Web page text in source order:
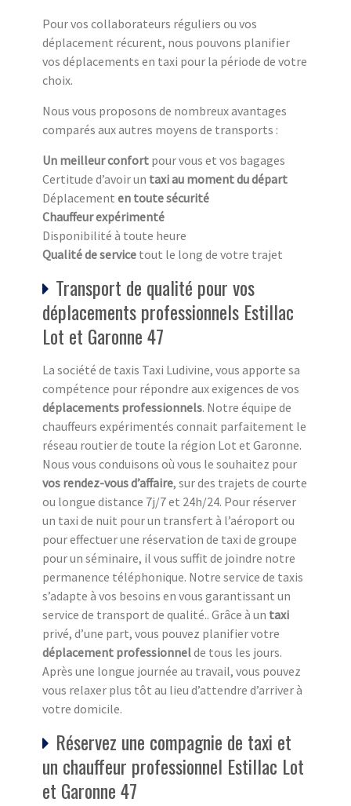
Pour vos collaborateurs réguliers ou vos
déplacement récurent, nous pouvons planifier
vos déplacements en taxi pour la période de votre
choix.
Nous vous proposons de nombreux avantages
comparés aux autres moyens de transports :
Un meilleur confort pour vous et vos bagages
Certitude d’avoir un taxi au moment du départ
Déplacement en toute sécurité
Chauffeur expérimenté
Disponibilité à toute heure
Qualité de service tout le long de votre trajet
Transport de qualité pour vos
déplacements professionnels Estillac
Lot et Garonne 47
La société de taxis Taxi Ludivine, vous apporte sa
compétence pour répondre aux exigences de vos
déplacements professionnels. Notre équipe de
chauffeurs expérimentés connait parfaitement le
réseau routier de toute la région Lot et Garonne.
Nous vous conduisons où vous le souhaitez pour
vos rendez-vous d’affaire, sur des trajets de courte
ou longue distance 7j/7 et 24h/24. Pour réserver
un taxi de nuit pour un transfert à l’aéroport ou
pour effectuer une réservation de taxi de groupe
pour un séminaire, il vous suffit de joindre notre
permanence téléphonique. Notre service de taxis
s’adapte à vos besoins en vous garantissant un
service de transport de qualité.. Grâce à un taxi
privé, d’une part, vous pouvez planifier votre
déplacement professionnelde tous les jours.
Après une longue journée au travail, vous pouvez
vous relaxer plus tôt au lieu d’attendre d’arriver à
votre domicile.
Réservez une compagnie de taxi et
un chauffeur professionnel Estillac Lot
et Garonne 47